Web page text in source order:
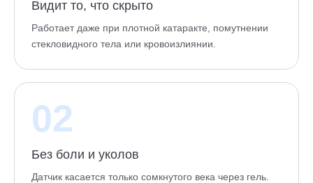
Видит то, что скрыто
Работает даже при плотной катаракте, помутнении
стекловидного тела или кровоизлиянии.
02
Без боли и уколов
Датчик касается только сомкнутого века через гель.